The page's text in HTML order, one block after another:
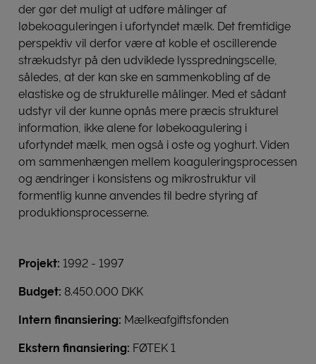
der gør det muligt at udføre målinger af
løbekoaguleringen i ufortyndet mælk. Det fremtidige
perspektiv vil derfor være at koble et oscillerende
strækudstyr på den udviklede lysspredningscelle,
således, at der kan ske en sammenkobling af de
elastiske og de strukturelle målinger. Med et sådant
udstyr vil der kunne opnås mere præcis strukturel
information, ikke alene for løbekoagulering i
ufortyndet mælk, men også i oste og yoghurt. Viden
om sammenhængen mellem koaguleringsprocessen
og ændringer i konsistens og mikrostruktur vil
formentlig kunne anvendes til bedre styring af
produktionsprocesserne.
Projekt: 1992 - 1997
Budget: 8.450.000 DKK
Intern finansiering: Mælkeafgiftsfonden
Ekstern finansiering: FØTEK 1